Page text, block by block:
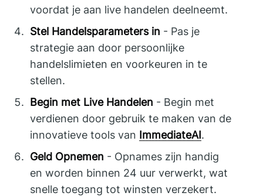
voordat je aan live handelen deelneemt.
Stel Handelsparameters in - Pas je
strategie aan door persoonlijke
handelslimieten en voorkeuren in te
stellen.
Begin met Live Handelen - Begin met
verdienen door gebruik te maken van de
innovatieve tools van ImmediateAI.
Geld Opnemen - Opnames zijn handig
en worden binnen 24 uur verwerkt, wat
snelle toegang tot winsten verzekert.